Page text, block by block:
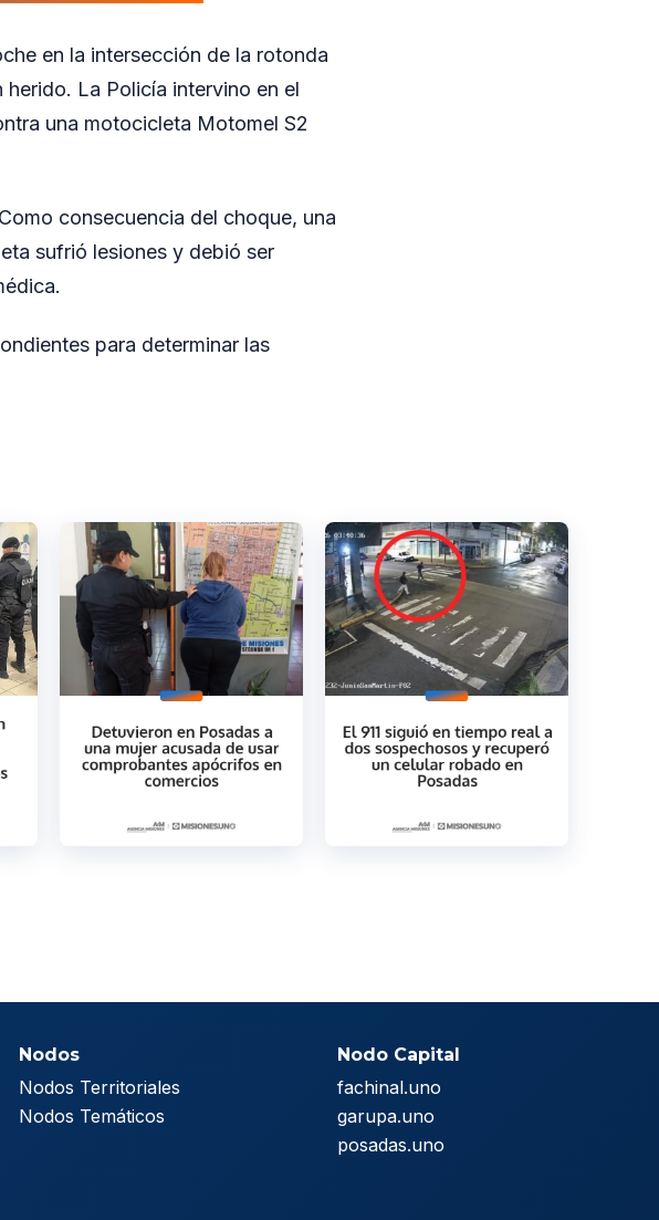
en la intersección de la rotonda
herido. La Policía intervino en el
una motocicleta Motomel S2
consecuencia del choque, una
sufrió lesiones y debió ser
para determinar las
Nodos
Nodos Territoriales
Nodos Temáticos
Nodo Capital
fachinal.uno
garupa.uno
posadas.uno